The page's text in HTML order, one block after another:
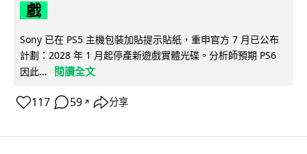
戲
Sony 已在 PS5 主機包裝加貼提示貼紙，重申官方 7 月已公布
計劃：2028 年 1 月起停產新遊戲實體光碟。分析師預期 PS6
因此...
閱讀全文
117 59 ↗ 分享